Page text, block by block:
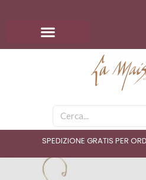
contenuto
Cerca
SPEDIZIONE GRATIS PER